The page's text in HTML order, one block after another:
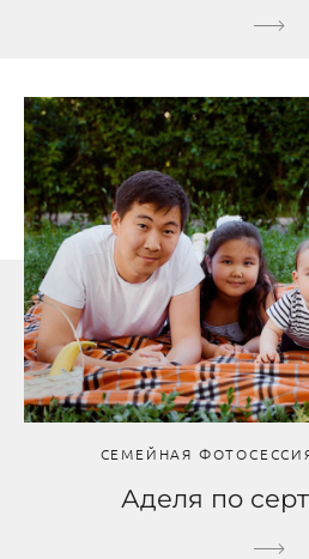
СЕМЕЙНАЯ
Аделя по